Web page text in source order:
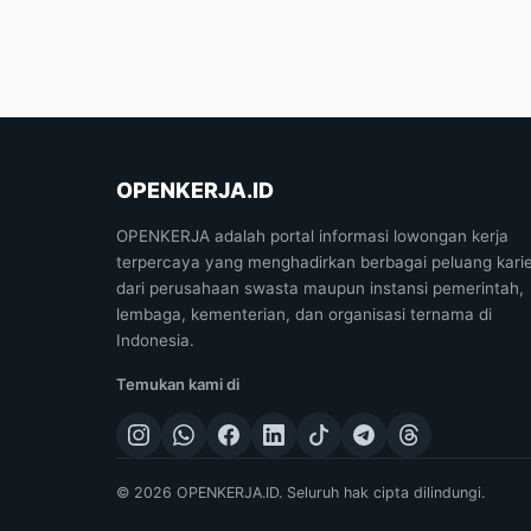
OPENKERJA.ID
OPENKERJA adalah portal informasi lowongan kerja
terpercaya yang menghadirkan berbagai peluang
dari perusahaan swasta maupun instansi pemerintah,
lembaga, kementerian, dan organisasi ternama di
Indonesia.
Temukan kami di
© 2026 OPENKERJA.ID. Seluruh hak cipta dilindungi.